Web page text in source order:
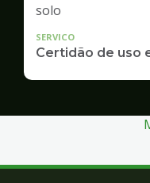
SERVICO
Certidão de uso